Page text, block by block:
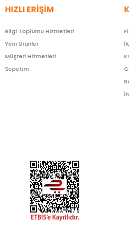
HIZLI ERİŞİM
Bilgi Toplumu Hizmetleri
Yeni Ürünler
Müşteri Hizmetleri
Sepetim